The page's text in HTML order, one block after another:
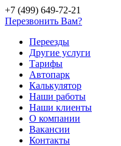
+7 (499) 649-72-21
Перезвонить Вам?
Переезды
Другие услуги
Тарифы
Автопарк
Калькулятор
Наши работы
Наши клиенты
О компании
Вакансии
Контакты